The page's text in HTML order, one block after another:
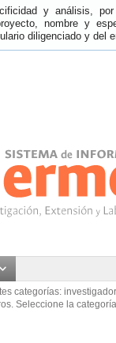
y análisis,
nombre y
diligenciado y del
categorías:
Seleccione la